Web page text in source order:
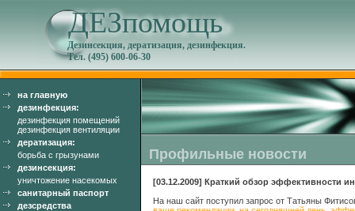
ДЕЗпомощь
Дезинсекция, дератизация, дезинфекция.
Тел. (495) 600-06-30
на главную
дезинфекция:
дезинфекция помещений
дезинфекция вентиляции
дератизация:
борьба с грызунами
дезинсекция:
уничтожение насекомых
санитарный паспорт
дезсредства
Профильные новости
[03.12.2009] Краткий обзор эффективности
На наш сайт поступил запрос от Татьяны